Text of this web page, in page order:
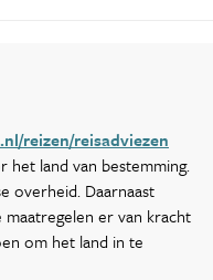
reizen/reisadviezen
het land van bestemming.
overheid. Daarnaast
er van kracht
om het land in te